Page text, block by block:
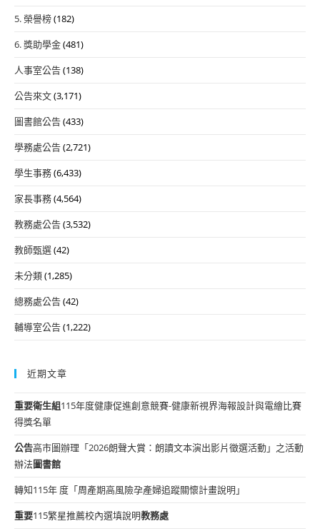
5. 榮譽榜(182)
6. 獎助學金(481)
人事室公告(138)
公告來文(3,171)
圖書館公告(433)
學務處公告(2,721)
學生事務(6,433)
家長事務(4,564)
教務處公告(3,532)
教師甄選(42)
未分類(1,285)
總務處公告(42)
輔導室公告(1,222)
近期文章
重要衛生組115年度健康促進創意競賽-健康新視界海報設計與電繪比賽
得獎名單
公告高市圖辦理「2026朗聲大賞：朗讀文本演出影片徵選活動」之活動
辦法圖書館
轉知115年 度「周產期高風險孕產婦追蹤關懷計畫說明」
重要115繁星推薦校內選填說明教務處